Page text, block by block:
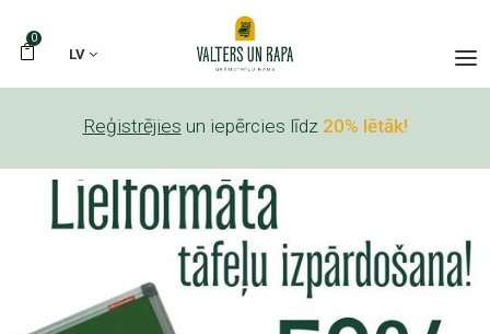
0
LV
Reģistrējies un iepērcies līdz 20% lētāk!